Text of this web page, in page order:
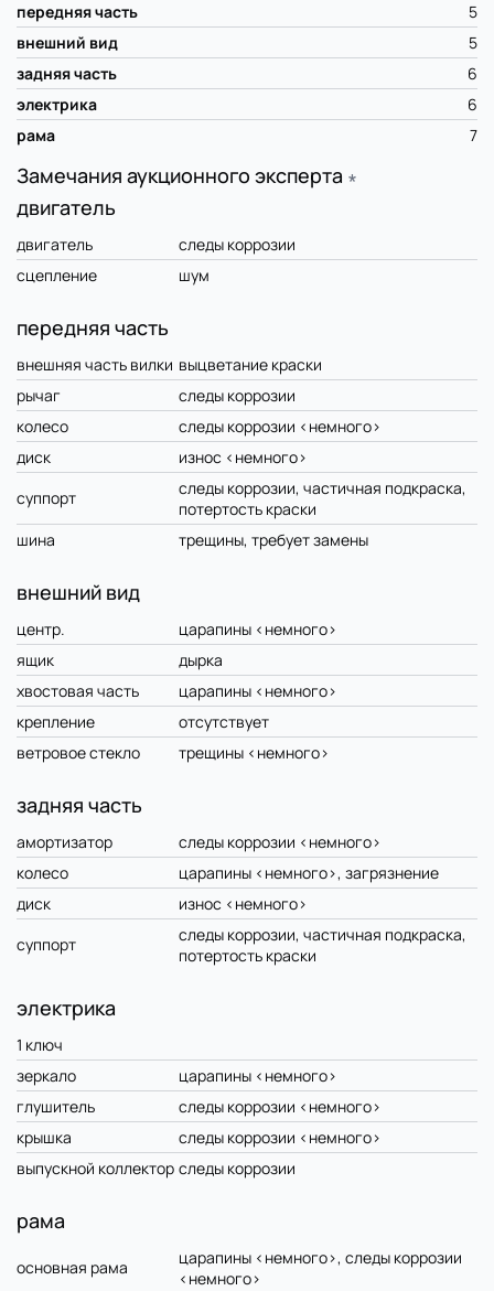
передняя часть
5
внешний вид
5
задняя часть
6
электрика
6
рама
7
Замечания аукционного эксперта ∗
двигатель
двигатель
следы коррозии
сцепление
шум
передняя часть
внешняя часть вилки выцветание краски
рычаг
следы коррозии
колесо
следы коррозии <немного>
диск
износ <немного>
суппорт
следы коррозии, частичная подкраска,
потертость краски
шина
трещины, требует замены
внешний вид
центр.
царапины <немного>
ящик
дырка
хвостовая часть
царапины <немного>
крепление
отсутствует
ветровое стекло
трещины <немного>
задняя часть
амортизатор
следы коррозии <немного>
колесо
царапины <немного>, загрязнение
диск
износ <немного>
суппорт
следы коррозии, частичная подкраска,
потертость краски
электрика
1 ключ
зеркало
царапины <немного>
глушитель
следы коррозии <немного>
крышка
следы коррозии <немного>
выпускной коллектор следы коррозии
рама
основная рама
царапины <немного>, следы коррозии
<немного>